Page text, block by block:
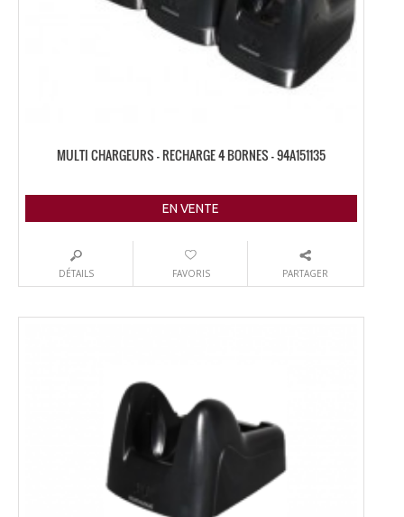
MULTI CHARGEURS – RECHARGE 4 BORNES – 94A151135
EN VENTE
DÉTAILS FAVORIS PARTAGER